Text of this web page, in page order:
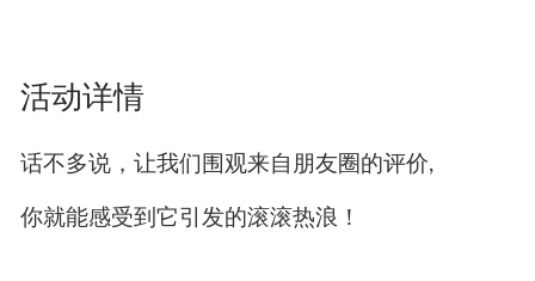
活动详情
话不多说，让我们围观来自朋友圈的评价,
你就能感受到它引发的滚滚热浪！